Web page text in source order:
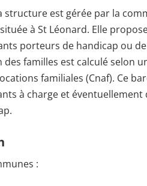
structure est gérée par la
à St Léonard. Elle
porteurs de handicap ou
familles est calculé selon
familiales (Cnaf). Ce
à charge et éventuellement
: